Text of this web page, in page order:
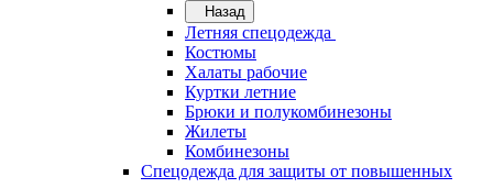
Назад
Летняя спецодежда
Костюмы
Халаты рабочие
Куртки летние
Брюки и полукомбинезоны
Жилеты
Комбинезоны
Спецодежда для защиты от повышенных